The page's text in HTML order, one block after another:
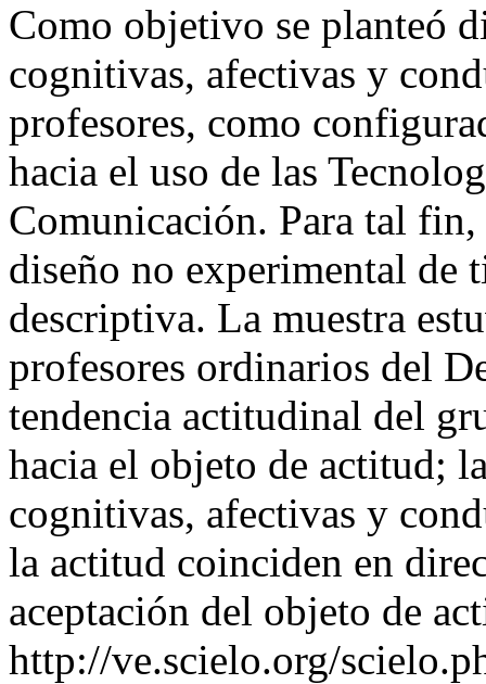
Como objetivo se planteó
cognitivas, afectivas y
profesores, como
hacia el uso de las
Comunicación. Para tal
diseño no experimental de
descriptiva. La muestra
profesores ordinarios del
tendencia actitudinal del
hacia el objeto de actitud;
cognitivas, afectivas y
la actitud coinciden en
aceptación del objeto de
http://ve.scielo.org/